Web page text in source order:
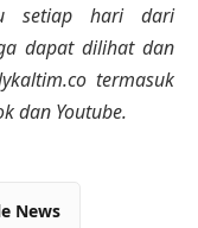
setiap hari dari
dapat dilihat dan
termasuk
dan Youtube.
News